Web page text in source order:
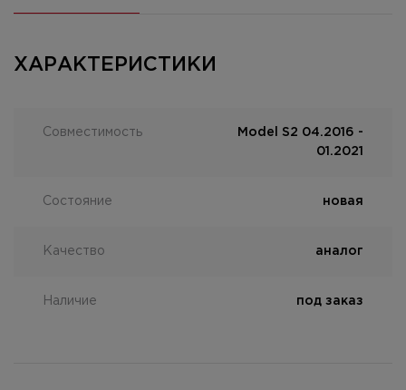
ХАРАКТЕРИСТИКИ
Совместимость
Model S2 04.2016 -
01.2021
Состояние новая
Качество аналог
Наличие под заказ